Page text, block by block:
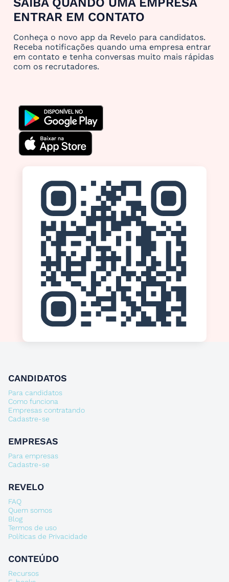
ENTRAR EM CONTATO
Conheça o novo app da Revelo para candidatos.
Receba notificações quando uma empresa entrar
em contato e tenha conversas muito mais rápidas
com os recrutadores.
CANDIDATOS
Para candidatos
Como funciona
Empresas contratando
Cadastre-se
EMPRESAS
Para empresas
Cadastre-se
REVELO
FAQ
Quem somos
Blog
Termos de uso
Políticas de Privacidade
CONTEÚDO
Recursos